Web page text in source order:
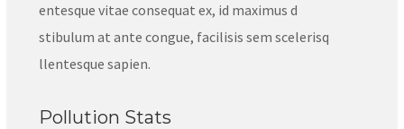
entesque vitae consequat ex, id maximus d
stibulum at ante congue, facilisis sem scelerisq
llentesque sapien.
Pollution Stats